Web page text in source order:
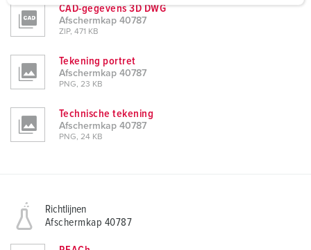
a
h
CAD-gegevens 3D DWG
Afschermkap 40787
ZIP, 471 KB
Tekening portret
Afschermkap 40787
PNG, 23 KB
Technische tekening
Afschermkap 40787
PNG, 24 KB
Richtlijnen
Afschermkap 40787